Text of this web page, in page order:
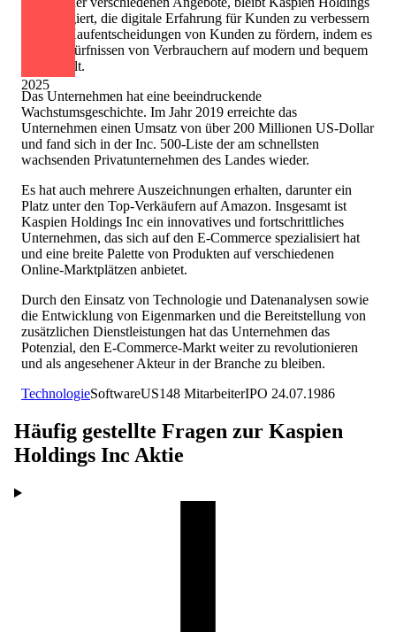
2025
Inc engagiert, die digitale Erfahrung für Kunden zu verbessern
und die Kaufentscheidungen von Kunden zu fördern, indem es
allen Bedürfnissen von Verbrauchern auf modern und bequem
weg erfüllt.
Das Unternehmen hat eine beeindruckende
Wachstumsgeschichte. Im Jahr 2019 erreichte das
Unternehmen einen Umsatz von über 200 Millionen US-Dollar
und fand sich in der Inc. 500-Liste der am schnellsten
wachsenden Privatunternehmen des Landes wieder.
Es hat auch mehrere Auszeichnungen erhalten, darunter ein
Platz unter den Top-Verkäufern auf Amazon. Insgesamt ist
Kaspien Holdings Inc ein innovatives und fortschrittliches
Unternehmen, das sich auf den E-Commerce spezialisiert hat
und eine breite Palette von Produkten auf verschiedenen
Online-Marktplätzen anbietet.
Durch den Einsatz von Technologie und Datenanalysen sowie
die Entwicklung von Eigenmarken und die Bereitstellung von
zusätzlichen Dienstleistungen hat das Unternehmen das
Potenzial, den E-Commerce-Markt weiter zu revolutionieren
und als angesehener Akteur in der Branche zu bleiben.
TechnologieSoftwareUS148 MitarbeiterIPO 24.07.1986
Häufig gestellte Fragen zur Kaspien
Holdings Inc Aktie